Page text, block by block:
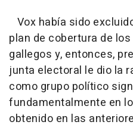
Vox había sido
plan de cobertura de
gallegos y, entonces,
junta electoral le dio la
como grupo político
fundamentalmente en
obtenido en las